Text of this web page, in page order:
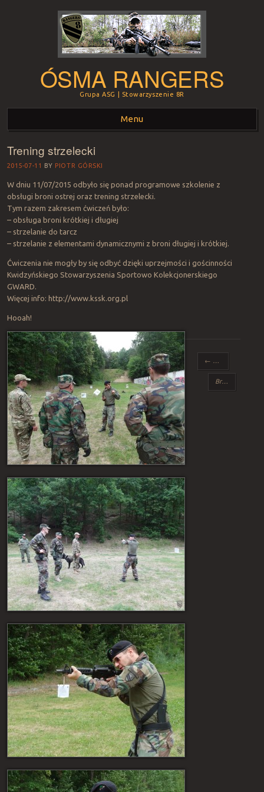
ÓSMA RANGERS
Grupa ASG | Stowarzyszenie 8R
Menu
Skip to content
Trening strzelecki
2015-07-11 BY PIOTR GÓRSKI
W dniu 11/07/2015 odbyło się ponad programowe szkolenie z
obsługi broni ostrej oraz trening strzelecki.
Tym razem zakresem ćwiczeń było:
– obsługa broni krótkiej i długiej
– strzelanie do tarcz
– strzelanie z elementami dynamicznymi z broni długiej i krótkiej.
Ćwiczenia nie mogły by się odbyć dzięki uprzejmości i gościnności
Kwidzyńskiego Stowarzyszenia Sportowo Kolekcjonerskiego
GWARD.
Więcej info: http://www.kssk.org.pl
Hooah!
←
Broken Arrow Wind